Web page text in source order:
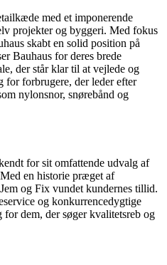
med et imponerende
projekter og byggeri. Med fokus
skabt en solid position på
Bauhaus for deres brede
der står klar til at vejlede og
for forbrugere, der leder efter
nylonsnor, snørebånd og
for sit omfattende udvalg af
en historie præget af
og Fix vundet kundernes tillid.
og konkurrencedygtige
dem, der søger kvalitetsreb og